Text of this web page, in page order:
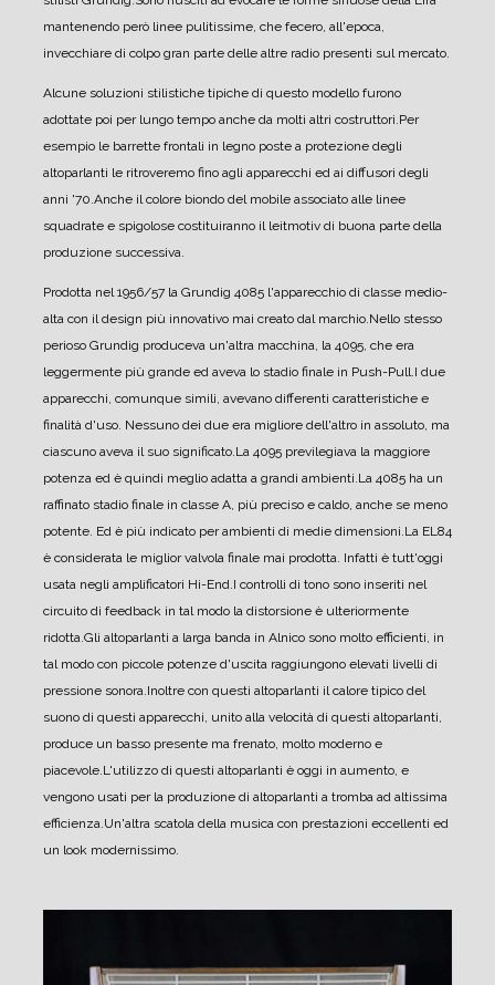
mantenendo però linee pulitissime, che fecero, all'epoca,
invecchiare di colpo gran parte delle altre radio presenti sul mercato.
Alcune soluzioni stilistiche tipiche di questo modello furono
adottate poi per lungo tempo anche da molti altri costruttori.Per
esempio le barrette frontali in legno poste a protezione degli
altoparlanti le ritroveremo fino agli apparecchi ed ai diffusori degli
anni '70.Anche il colore biondo del mobile associato alle linee
squadrate e spigolose costituiranno il leitmotiv di buona parte della
produzione successiva.
Prodotta nel 1956/57 la Grundig 4085 l'apparecchio di classe medio-
alta con il design più innovativo mai creato dal marchio.Nello stesso
perioso Grundig produceva un'altra macchina, la 4095, che era
leggermente più grande ed aveva lo stadio finale in Push-Pull.I due
apparecchi, comunque simili, avevano differenti caratteristiche e
finalità d'uso. Nessuno dei due era migliore dell'altro in assoluto, ma
ciascuno aveva il suo significato.La 4095 previlegiava la maggiore
potenza ed è quindi meglio adatta a grandi ambienti.La 4085 ha un
raffinato stadio finale in classe A, più preciso e caldo, anche se meno
potente. Ed è più indicato per ambienti di medie dimensioni.La EL84
è considerata le miglior valvola finale mai prodotta. Infatti è tutt'oggi
usata negli amplificatori Hi-End.I controlli di tono sono inseriti nel
circuito di feedback in tal modo la distorsione è ulteriormente
ridotta.Gli altoparlanti a larga banda in Alnico sono molto efficienti, in
tal modo con piccole potenze d'uscita raggiungono elevati livelli di
pressione sonora.Inoltre con questi altoparlanti il calore tipico del
suono di questi apparecchi, unito alla velocità di questi altoparlanti,
produce un basso presente ma frenato, molto moderno e
piacevole.L'utilizzo di questi altoparlanti è oggi in aumento, e
vengono usati per la produzione di altoparlanti a tromba ad altissima
efficienza.Un'altra scatola della musica con prestazioni eccellenti ed
un look modernissimo.